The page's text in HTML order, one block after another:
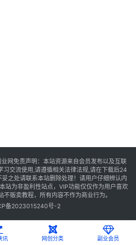
网 免责声明：本站资源来自会员发布以及互联
习交流使用,请遵循相关法律法规,请在下载后24
之处请联系本站删除处理！请用户仔细辨认内
站为非盈利性站点，VIP功能仅仅作为用户喜欢
贩卖教程，所有内容不作为商业行为。
备2023015240号-2
讯 网创分类 副业会员